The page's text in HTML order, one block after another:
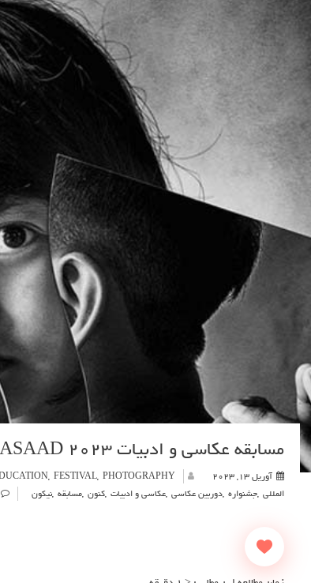
مسابقه عکاسی و ادبیات EVA ASAAD ۲۰۲۳
آوریل 13, 2023 , FESTIVAL, PHOTOGRAPHY
المللی ,جشنواره ,دوربین عکاسی ,عکاسی و ادبیات ,کنون ,مسابقه ,نیکون